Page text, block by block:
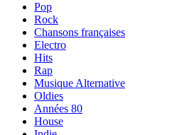
Pop
Rock
Chansons françaises
Electro
Hits
Rap
Musique Alternative
Oldies
Années 80
House